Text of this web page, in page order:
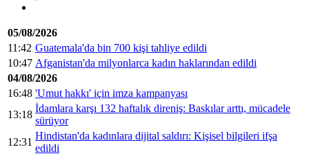
05/08/2026
11:42 Guatemala'da bin 700 kişi tahliye edildi
10:47 Afganistan'da milyonlarca kadın haklarından edildi
04/08/2026
16:48 'Umut hakkı' için imza kampanyası
13:18
İdamlara karşı 132 haftalık direniş: Baskılar arttı, mücadele
sürüyor
12:31
Hindistan'da kadınlara dijital saldırı: Kişisel bilgileri ifşa
edildi